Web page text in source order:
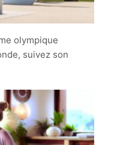
olympique
suivez son